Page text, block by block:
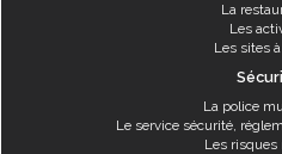
La
Les
Les sites
La police
Le service sécurité,
Les risques